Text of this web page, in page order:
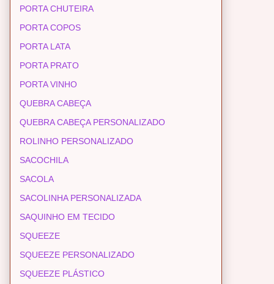
PORTA CHUTEIRA
PORTA COPOS
PORTA LATA
PORTA PRATO
PORTA VINHO
QUEBRA CABEÇA
QUEBRA CABEÇA PERSONALIZADO
ROLINHO PERSONALIZADO
SACOCHILA
SACOLA
SACOLINHA PERSONALIZADA
SAQUINHO EM TECIDO
SQUEEZE
SQUEEZE PERSONALIZADO
SQUEEZE PLÁSTICO